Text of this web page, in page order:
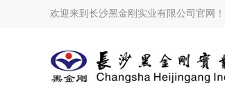
欢迎来到长沙黑金刚实业有限公司官网！